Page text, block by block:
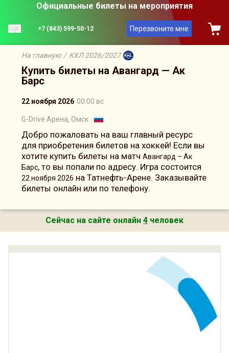
Официальные билеты на мероприятия
+7 (843) 599-50-12 Перезвоните мне
На главную / КХЛ 2026/2027
Купить билеты на Авангард — Ак
Барс
22 ноября 2026 00:00 вс
G-Drive Арена, Омск
Добро пожаловать на ваш главный ресурс
для приобретения билетов на хоккей! Если вы
хотите купить билеты на матч Авангард – Ак
Барс, то вы попали по адресу. Игра состоится
22 ноября 2026 на Татнефть-Арене. Заказывайте
билеты онлайн или по телефону.
Сейчас на сайте онлайн 4 человек